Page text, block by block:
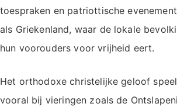
toespraken en patriottische
als Griekenland, waar de lokale
hun voorouders voor vrijheid eert.
Het orthodoxe christelijke geloof
vooral bij vieringen zoals de